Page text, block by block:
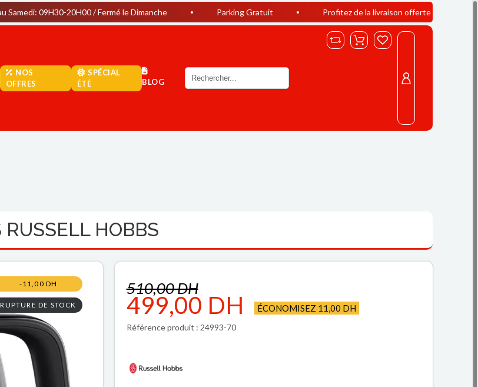
20H00 / Fermé le Dimanche Parking Gratuit Profitez de la livraison offerte à Casablanca dès 400 DH
NOS
OFFRES
SPÉCIAL
ÉTÉ
BLOG
HOBBS
-11,00 DH
RUPTURE DE STOCK
510,00 DH
499,00 DH ÉCONOMISEZ 11,00 DH
Référence produit : 24993-70